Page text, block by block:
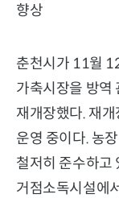
향상
춘천시가 11월
가축시장을 방역
재개장했다. 재
운영 중이다. 농
철저히 준수하고
거점소독시설에